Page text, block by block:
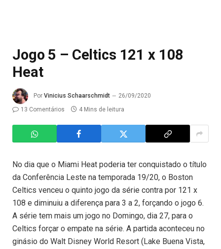
Jogo 5 – Celtics 121 x 108
Heat
Por Vinicius Schaarschmidt
26/09/2020
13 Comentários
4 Mins de leitura
No dia que o Miami Heat poderia ter conquistado o título
da Conferência Leste na temporada 19/20, o Boston
Celtics venceu o quinto jogo da série contra por 121 x
108 e diminuiu a diferença para 3 a 2, forçando o jogo 6.
A série tem mais um jogo no Domingo, dia 27, para o
Celtics forçar o empate na série. A partida aconteceu no
ginásio do Walt Disney World Resort (Lake Buena Vista,